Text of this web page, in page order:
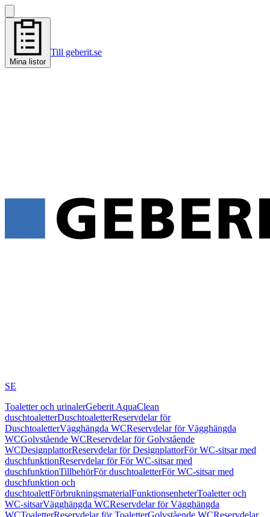
Mina listor
Till geberit.se
SE
Toaletter och urinalerGeberit AquaClean
duschtoaletterDuschtoaletterReservdelar för
DuschtoaletterVägghängda WCReservdelar för Vägghängda
WCGolvstående WCReservdelar för Golvstående
WCDesignplattorReservdelar för DesignplattorFör WC-sitsar med
duschfunktionReservdelar för För WC-sitsar med
duschfunktionTillbehörFör duschtoaletterFör WC-sitsar med
duschfunktion och
duschtoalettFörbrukningsmaterialFunktionsenheterToaletter och
WC-sitsarVägghängda WCReservdelar för Vägghängda
WCToaletterReservdelar för ToaletterGolvstående WCReservdelar